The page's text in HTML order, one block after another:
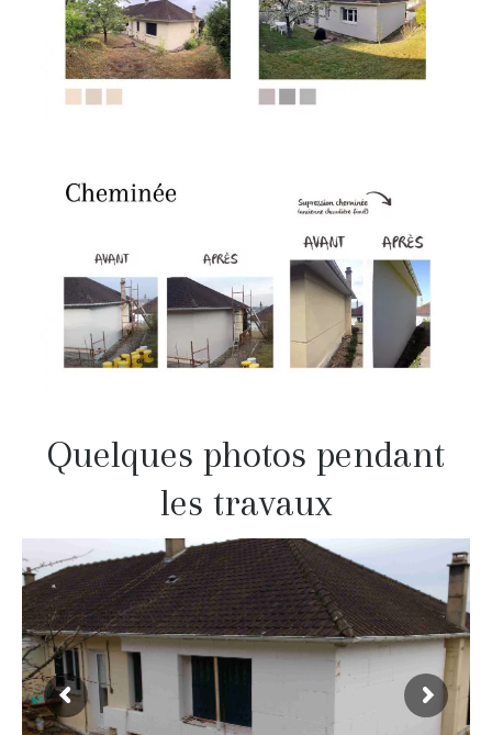
Quelques photos pendant
les travaux